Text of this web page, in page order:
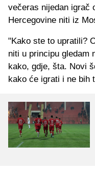
večeras nijedan igrač
Hercegovine niti iz
"Kako ste to upratili?
niti u principu gledam
kako, gdje, šta. Novi
kako će igrati i ne bih